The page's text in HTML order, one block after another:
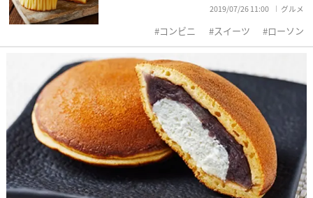
2019/07/26 11:00 グルメ
コンビニ スイーツ ローソン